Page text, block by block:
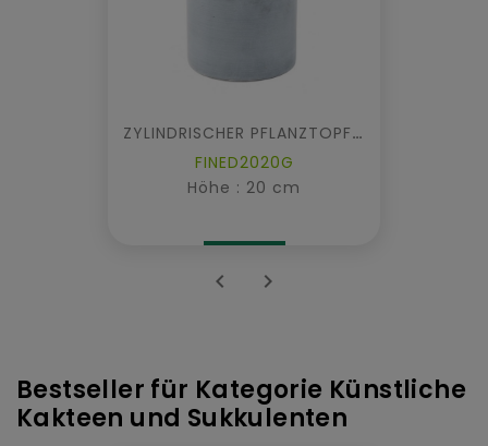
ZYLINDRISCHER PFLANZTOPF FIBER
FINED2020G
Höhe : 20 cm
 
Bestseller für Kategorie Künstliche
Kakteen und Sukkulenten